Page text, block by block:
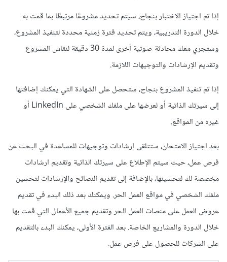
إذا تم اجتياز الاختبار بنجاح، سيتم تحديد مشروعًا مرتبطًا بما قمت به
خلال الدورة التدريبية، ويتم تحديد فترة زمنية محددة لتنفيذ المشروع،
وستجري معك محادثة صوتية أخرى لمدة 30 دقيقة لنقاش المشروع
وتقديم الإرشادات والتوجيهات اللازمة.
إذا تم تنفيذ المشروع بنجاح، ستحصل على الشهادة التي يمكنك إضافتها
إلى سيرتك الذاتية أو لعرضها على ملفك الشخصي على LinkedIn أو
غيره من المواقع.
بعد اجتياز الامتحان، ستتلقى إرشادات وتوجيهات للمساعدة في البحث عن
فرص عمل، حيث سيتم الإطلاع على سيرتك الذاتية وتقديم ارشادات
مخصصة لك لتحسينها، بالإضافة إلى تقديم النصائح والإرشادات لتحسين
ملفك الشخصي في مواقع العمل الحر. ويمكنك بعد ذلك البدء في تقديم
عروض العمل على منصات العمل الحر وتقديم جميع الأعمال التي قمت بها
خلال الدورة والمشاريع الخاصة. بعد الفترة الأولى، يمكنك البدء بالتقديم
على الشركات للحصول على فرص عمل.